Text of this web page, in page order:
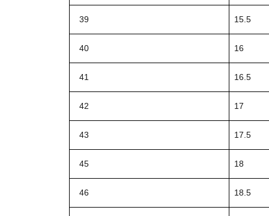
39 15.5
40 16
41 16.5
42 17
43 17.5
45 18
46 18.5